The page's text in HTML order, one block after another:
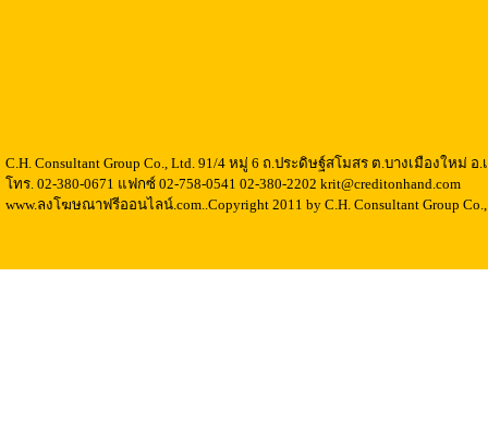
C.H. Consultant Group Co., Ltd. 91/4 หมู่ 6 ถ.ประดิษฐ์สโมสร ต.บางเมืองใหม่ อ
โทร. 02-380-0671 แฟกซ์ 02-758-0541 02-380-2202 krit@creditonhand.com
www.ลงโฆษณาฟรีออนไลน์.com..Copyright 2011 by C.H. Consultant Group